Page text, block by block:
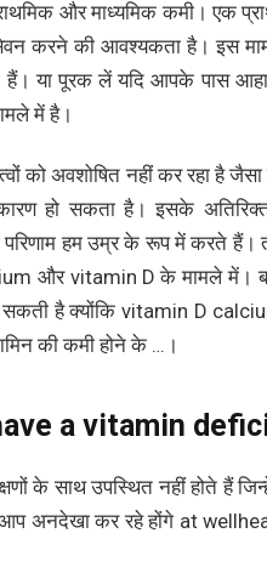
और माध्यमिक कमी। एक
सेवन करने की आवश्यकता है। इस
पूरक लें यदि आपके पास आहार
में है।
को अवशोषित नहीं कर रहा है
हो सकता है। इसके
परिणाम हम उम्र के रूप में करते
और vitamin D के मामले में।
है क्योंकि vitamin D
की कमी होने के …।
a vitamin
के साथ उपस्थित नहीं होते हैं
आप अनदेखा कर रहे होंगे at